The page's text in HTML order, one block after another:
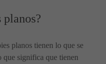
planos?
planos tienen lo que se
significa que tienen